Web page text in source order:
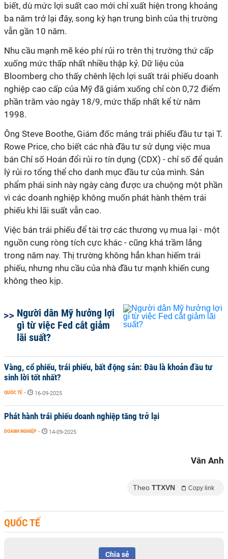
biết, dù mức lợi suất cao mới chỉ xuất hiện trong khoảng
ba năm trở lại đây, song kỳ hạn trung bình của thị trường
vẫn gần 10 năm.
Nhu cầu mạnh mẽ kéo phí rủi ro trên thị trường thứ cấp
xuống mức thấp nhất nhiều thập kỷ. Dữ liệu của
Bloomberg cho thấy chênh lệch lợi suất trái phiếu doanh
nghiệp cao cấp của Mỹ đã giảm xuống chỉ còn 0,72 điểm
phần trăm vào ngày 18/9, mức thấp nhất kể từ năm
1998.
Ông Steve Boothe, Giám đốc mảng trái phiếu đầu tư tại T.
Rowe Price, cho biết các nhà đầu tư sử dụng việc mua
bán Chỉ số Hoán đổi rủi ro tín dụng (CDX) - chỉ số để quản
lý rủi ro tổng thể cho danh mục đầu tư của mình. Sản
phẩm phái sinh này ngày càng được ưa chuộng một phần
vì các doanh nghiệp không muốn phát hành thêm trái
phiếu khi lãi suất vẫn cao.
Việc bán trái phiếu để tài trợ các thương vụ mua lại - một
nguồn cung ròng tích cực khác - cũng khá trầm lắng
trong năm nay. Thị trường không hẳn khan hiếm trái
phiếu, nhưng nhu cầu của nhà đầu tư mạnh khiến cung
không theo kịp.
Người dân Mỹ hưởng lợi
gì từ việc Fed cắt giảm
lãi suất?
Vàng, cổ phiếu, trái phiếu, bất động sản: Đâu là khoản đầu tư
sinh lời tốt nhất?
QUỐC TẾ - 16-09-2025
Phát hành trái phiếu doanh nghiệp tăng trở lại
DOANH NGHIỆP - 14-09-2025
Vân Anh
Theo TTXVN Copy link
QUỐC TẾ
Chia sẻ